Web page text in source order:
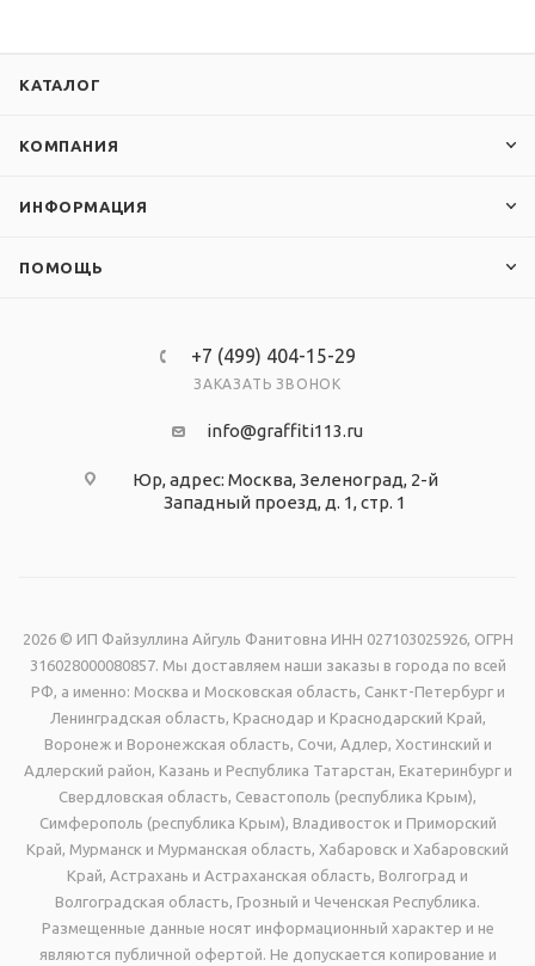
КАТАЛОГ
КОМПАНИЯ
ИНФОРМАЦИЯ
ПОМОЩЬ
+7 (499) 404-15-29
ЗАКАЗАТЬ ЗВОНОК
info@graffiti113.ru
Юр, адрес: Москва, Зеленоград, 2-й
Западный проезд, д. 1, стр. 1
2026 © ИП Файзуллина Айгуль Фанитовна ИНН 027103025926, ОГРН
316028000080857. Мы доставляем наши заказы в города по всей
РФ, а именно: Москва и Московская область, Санкт-Петербург и
Ленинградская область, Краснодар и Краснодарский Край,
Воронеж и Воронежская область, Сочи, Адлер, Хостинский и
Адлерский район, Казань и Республика Татарстан, Екатеринбург и
Свердловская область, Севастополь (республика Крым),
Симферополь (республика Крым), Владивосток и Приморский
Край, Мурманск и Мурманская область, Хабаровск и Хабаровский
Край, Астрахань и Астраханская область, Волгоград и
Волгоградская область, Грозный и Чеченская Республика.
Размещенные данные носят информационный характер и не
являются публичной офертой. Не допускается копирование и